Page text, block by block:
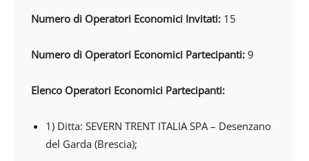
Numero di Operatori Economici Invitati: 15
Numero di Operatori Economici Partecipanti: 9
Elenco Operatori Economici Partecipanti:
1) Ditta: SEVERN TRENT ITALIA SPA – Desenzano
del Garda (Brescia);